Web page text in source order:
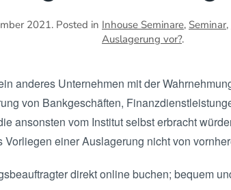
2021. Posted in Inhouse Seminare, Seminar,
Auslagerung vor?.
anderes Unternehmen mit der
von Bankgeschäften,
ansonsten vom Institut selbst erbracht
einer Auslagerung nicht von
direkt online buchen; bequem